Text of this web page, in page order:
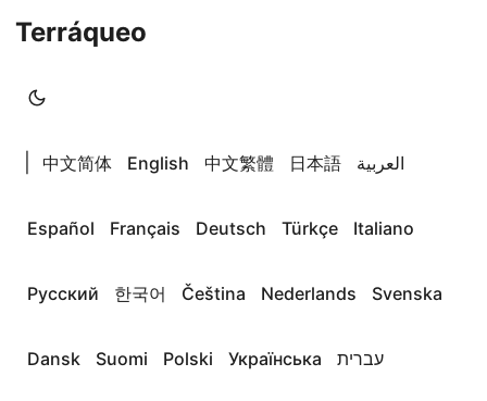
Terráqueo
中文简体 English 中文繁體 日本語 العربية
Español Français Deutsch Türkçe Italiano
Русский 한국어 Čeština Nederlands Svenska
Dansk Suomi Polski Українська עברית